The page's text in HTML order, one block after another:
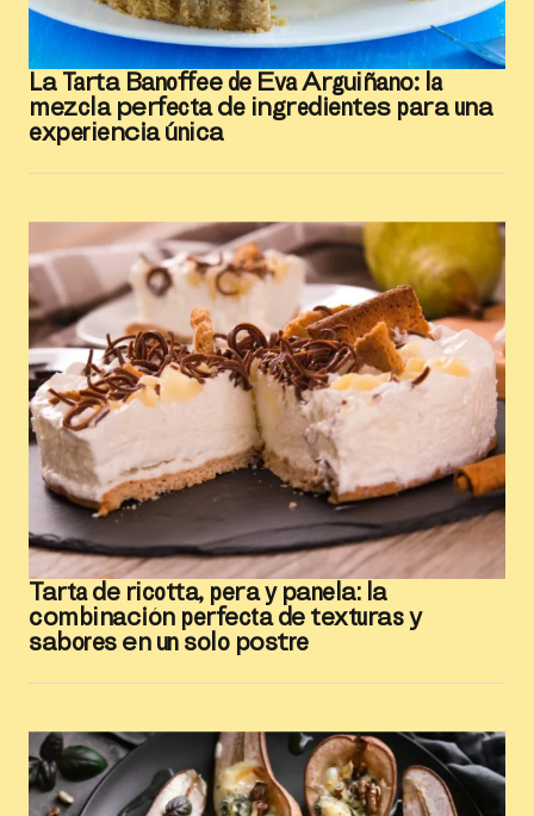
La Tarta Banoffee de Eva Arguiñano: la
mezcla perfecta de ingredientes para una
experiencia única
Tarta de ricotta, pera y panela: la
combinación perfecta de texturas y
sabores en un solo postre